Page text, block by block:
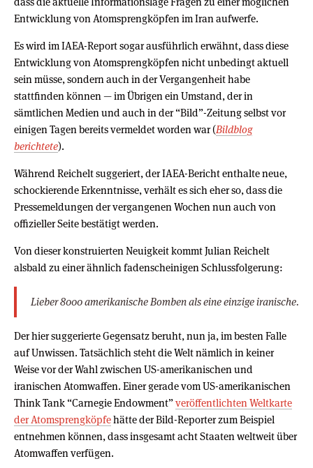
Entwicklung von Atomsprengköpfen im Iran aufwerfe.
Es wird im IAEA-Report sogar ausführlich erwähnt, dass diese
Entwicklung von Atomsprengköpfen nicht unbedingt aktuell
sein müsse, sondern auch in der Vergangenheit habe
stattfinden können — im Übrigen ein Umstand, der in
sämtlichen Medien und auch in der “Bild”-Zeitung selbst vor
einigen Tagen bereits vermeldet worden war (Bildblog
berichtete).
Während Reichelt suggeriert, der IAEA-Bericht enthalte neue,
schockierende Erkenntnisse, verhält es sich eher so, dass die
Pressemeldungen der vergangenen Wochen nun auch von
offizieller Seite bestätigt werden.
Von dieser konstruierten Neuigkeit kommt Julian Reichelt
alsbald zu einer ähnlich fadenscheinigen Schlussfolgerung:
Lieber 8000 amerikanische Bomben als eine einzige iranische.
Der hier suggerierte Gegensatz beruht, nun ja, im besten Falle
auf Unwissen. Tatsächlich steht die Welt nämlich in keiner
Weise vor der Wahl zwischen US-amerikanischen und
iranischen Atomwaffen. Einer gerade vom US-amerikanischen
Think Tank “Carnegie Endowment”veröffentlichten Weltkarte
der Atomsprengköpfehätte der Bild-Reporter zum Beispiel
entnehmen können, dass insgesamt acht Staaten weltweit über
Atomwaffen verfügen.